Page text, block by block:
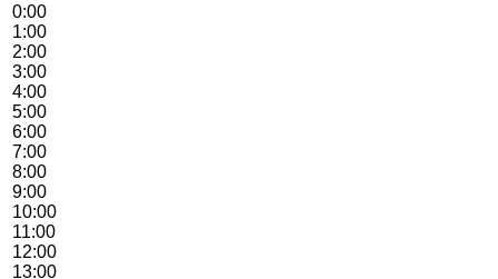
0:00
1:00
2:00
3:00
4:00
5:00
6:00
7:00
8:00
9:00
10:00
11:00
12:00
13:00